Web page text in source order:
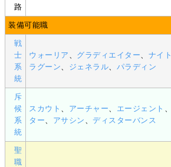
路
装備可能職
戦
士
系
統
ウォーリア グラディエイター ナイト
ラグーン
ジェネラル パラディン
斥
候
系
統
スカウト アーチャー エージェント
ター
アサシン 、ディスターバンス
聖
職